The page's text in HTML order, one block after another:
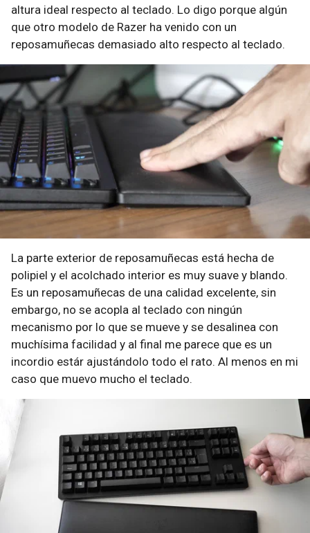
altura ideal respecto al teclado. Lo digo porque algún
que otro modelo de Razer ha venido con un
reposamuñecas demasiado alto respecto al teclado.
La parte exterior de reposamuñecas está hecha de
polipiel y el acolchado interior es muy suave y blando.
Es un reposamuñecas de una calidad excelente, sin
embargo, no se acopla al teclado con ningún
mecanismo por lo que se mueve y se desalinea con
muchísima facilidad y al final me parece que es un
incordio estár ajustándolo todo el rato. Al menos en mi
caso que muevo mucho el teclado.